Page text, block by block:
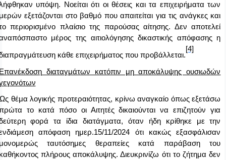
υπόψη. Νοείται ότι οι θέσεις και τα επιχειρήματα των
εξετάζονται στο βαθμό που απαιτείται για τις ανάγκες και
περιορισμένο πλαίσιο της παρούσας αίτησης. Δεν αποτελεί
μέρος της αιτιολόγησης δικαστικής απόφασης η
κάθε επιχειρήματος που προβάλλεται.
[4]
διαταγμάτων κατόπιν μη αποκάλυψης ουσιωδών
θέμα λογικής προτεραιότητας, κρίνω αναγκαίο όπως εξετάσω
το κατά πόσο οι Αιτητές δικαιούνται να επιζητούν για
φορά τα ίδια διατάγματα, όταν ήδη κρίθηκε με την
απόφαση ημερ.15/11/2024 ότι κακώς εξασφάλισαν
ταυτόσημες θεραπείες κατά παράβαση του
πλήρους αποκάλυψης. Διευκρινίζω ότι το ζήτημα δεν